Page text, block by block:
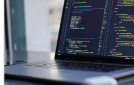
اگر به‌دنبال بهترین افزونه‌های VSCode برای دیباگ کد و توسعه وب هستید،
این مطلب یاد می‌گیرید چطور با استفاده از
اکستنشن‌های کاربردی و رایگان VSCode، سرعت کدنویسی‌تان را افزایش
خطا پیش ببرید؛ چه تازه‌کار باشید و چه